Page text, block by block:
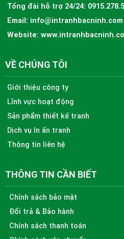
Tổng đài hỗ trợ 24/24:
Email: info@intranhbacninh.com
Website:
VỀ CHÚNG TÔI
Giới thiệu công ty
Lĩnh vực hoạt động
Sản phẩm thiết kế tranh
Dịch vụ In ấn tranh
Thông tin liên hệ
THÔNG TIN CẦN BIẾT
Chính sách bảo mật
Đổi trả & Bảo hành
Chính sách thanh toán